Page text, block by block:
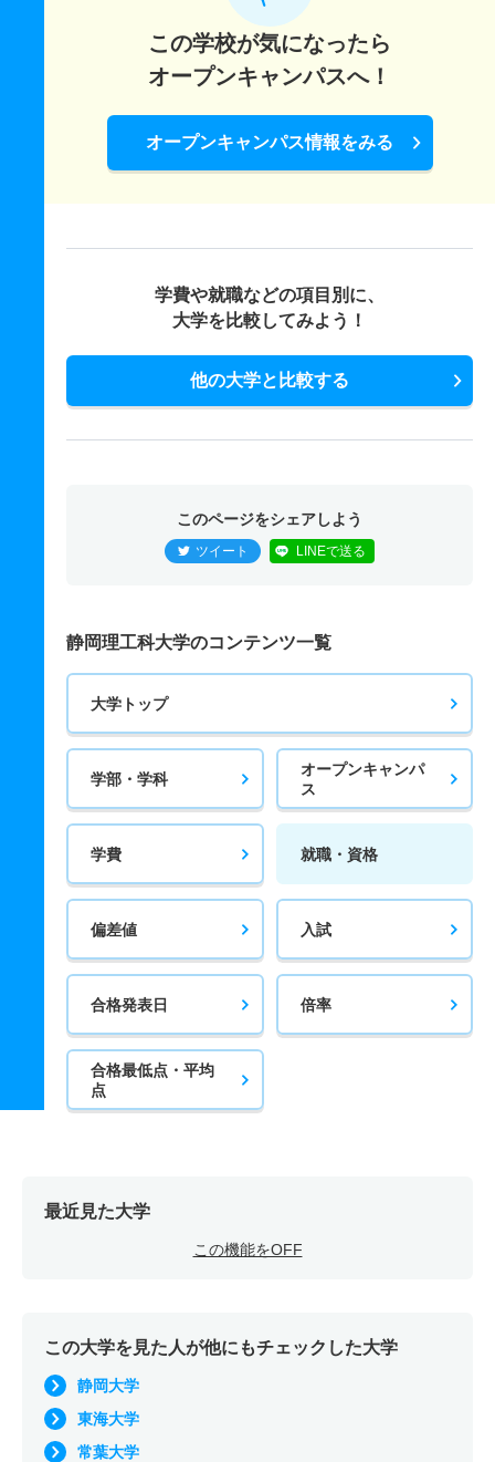
この学校が気になったら
オープンキャンパスへ！
オープンキャンパス情報をみる
学費や就職などの項目別に、
大学を比較してみよう！
他の大学と比較する
このページをシェアしよう
ツイート LINEで送る
静岡理工科大学のコンテンツ一覧
大学トップ
学部・学科
オープンキャンパ
ス
学費 就職・資格
偏差値 入試
合格発表日 倍率
合格最低点・平均
点
最近見た大学
この機能をOFF
この大学を見た人が他にもチェックした大学
静岡大学
東海大学
常葉大学